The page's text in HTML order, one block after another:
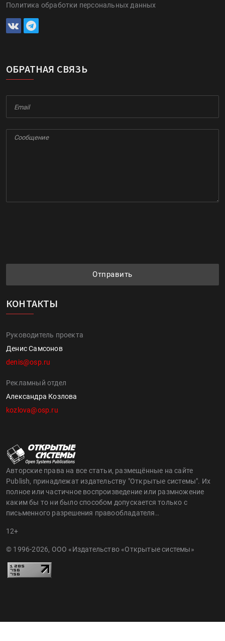
Политика обработки персональных данных
ОБРАТНАЯ СВЯЗЬ
Отправить
КОНТАКТЫ
Руководитель проекта
Денис Самсонов
denis@osp.ru
Рекламный отдел
Александра Козлова
kozlova@osp.ru
Авторские права на все статьи, размещённые на сайте
Publish, принадлежат издательству "Открытые системы". Их
полное или частичное воспроизведение или размножение
каким бы то ни было способом допускается только с
письменного разрешения правообладателя..
12+
© 1996-2026, ООО «Издательство «Открытые системы»